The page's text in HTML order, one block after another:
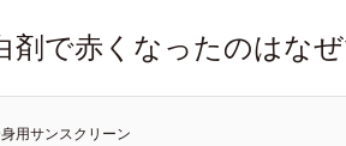
で赤くなったのはな
用サンスクリーン